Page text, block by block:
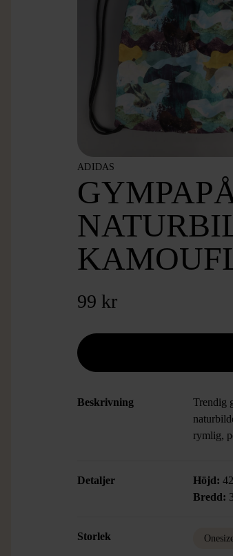
ADIDAS
99 kr
Beskrivning
Trendig
rymlig,
Detaljer Höjd:
Bredd:
Storlek